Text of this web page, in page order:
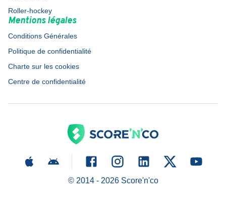
Roller-hockey
Mentions légales
Conditions Générales
Politique de confidentialité
Charte sur les cookies
Centre de confidentialité
© 2014 - 2026Score'n'co